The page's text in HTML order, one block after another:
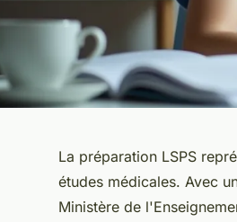
La préparation LSPS
études médicales. Avec
Ministère de